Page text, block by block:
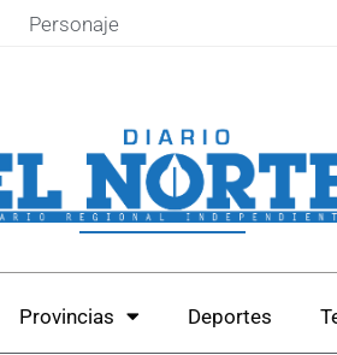
Personaje
Provincias Deportes